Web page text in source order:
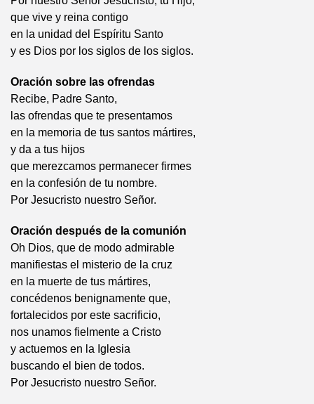
que vive y reina contigo
en la unidad del Espíritu Santo
y es Dios por los siglos de los siglos.
Oración sobre las ofrendas
Recibe, Padre Santo,
las ofrendas que te presentamos
en la memoria de tus santos mártires,
y da a tus hijos
que merezcamos permanecer firmes
en la confesión de tu nombre.
Por Jesucristo nuestro Señor.
Oración después de la comunión
Oh Dios, que de modo admirable
manifiestas el misterio de la cruz
en la muerte de tus mártires,
concédenos benignamente que,
fortalecidos por este sacrificio,
nos unamos fielmente a Cristo
y actuemos en la Iglesia
buscando el bien de todos.
Por Jesucristo nuestro Señor.